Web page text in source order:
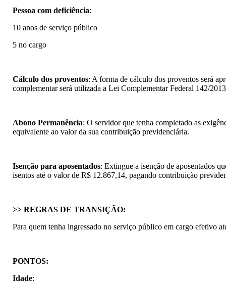
Pessoa com deficiência:
10 anos de serviço público
5 no cargo
Cálculo dos proventos: A forma de cálculo dos proventos será
complementar será utilizada a Lei Complementar Federal 142/
Abono Permanência: O servidor que tenha completado as
equivalente ao valor da sua contribuição previdenciária.
Isenção para aposentados: Extingue a isenção de aposentados
isentos até o valor de R$ 12.867,14, pagando contribuição
>> REGRAS DE TRANSIÇÃO:
Para quem tenha ingressado no serviço público em cargo efetivo
PONTOS:
Idade: